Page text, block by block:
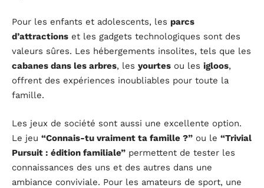
Pour les enfants et adolescents, les parcs
d’attractions et les gadgets technologiques sont des
valeurs sûres. Les hébergements insolites, tels que les
cabanes dans les arbres, les yourtes ou les igloos,
offrent des expériences inoubliables pour toute la
famille.
Les jeux de société sont aussi une excellente option.
Le jeu “Connais-tu vraiment ta famille ?” ou le “Trivial
Pursuit : édition familiale” permettent de tester les
connaissances des uns et des autres dans une
ambiance conviviale. Pour les amateurs de sport, une